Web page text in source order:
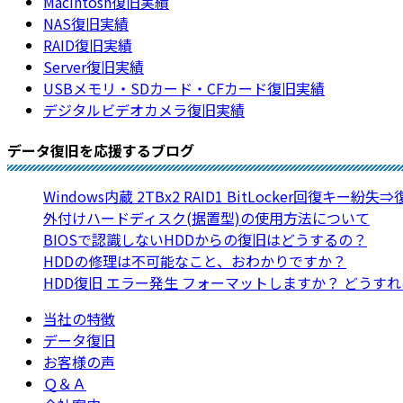
NAS復旧実績
RAID復旧実績
Server復旧実績
USBメモリ・SDカード・CFカード復旧実績
デジタルビデオカメラ復旧実績
データ復旧を応援するブログ
Windows内蔵 2TBx2 RAID1 BitLocker回復キー紛失⇒
外付けハードディスク(据置型)の使用方法について
BIOSで認識しないHDDからの復旧はどうするの？
HDDの修理は不可能なこと、おわかりですか？
HDD復旧 エラー発生 フォーマットしますか？ どうす
当社の特徴
データ復旧
お客様の声
Ｑ＆Ａ